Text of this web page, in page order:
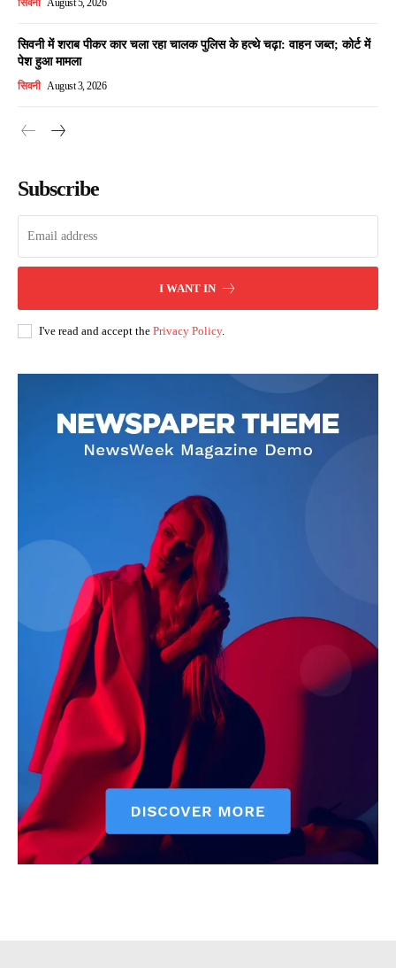
सिवनी August 5, 2026
सिवनी में शराब पीकर कार चला रहा चालक पुलिस के हत्थे चढ़ा: वाहन जब्त; कोर्ट में
पेश हुआ मामला
सिवनी August 3, 2026
Subscribe
I WANT IN
I've read and accept the Privacy Policy.